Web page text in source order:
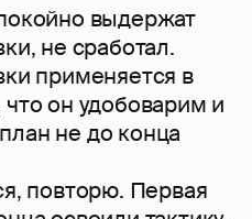
выдержат
не сработал.
применяется в
он удобоварим и
не до конца
повторю. Первая